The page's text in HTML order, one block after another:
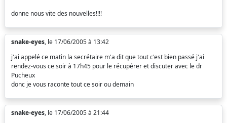
donne nous vite des nouvelles!!!!
snake-eyes, le 17/06/2005 à 13:42
j'ai appelé ce matin la secrétaire m'a dit que tout c'est bien passé j'ai
rendez-vous ce soir à 17h45 pour le récupérer et discuter avec le dr
Pucheux
donc je vous raconte tout ce soir ou demain
snake-eyes, le 17/06/2005 à 21:44